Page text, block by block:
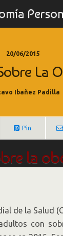
20/06/2015
La
Ibañez Padilla
Pin
la
y la
de la Salud
con